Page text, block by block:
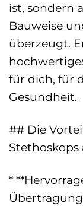
ist, sondern
Bauweise
überzeugt.
für dich, für
Gesundheit.
## Die
Stethoskops
*